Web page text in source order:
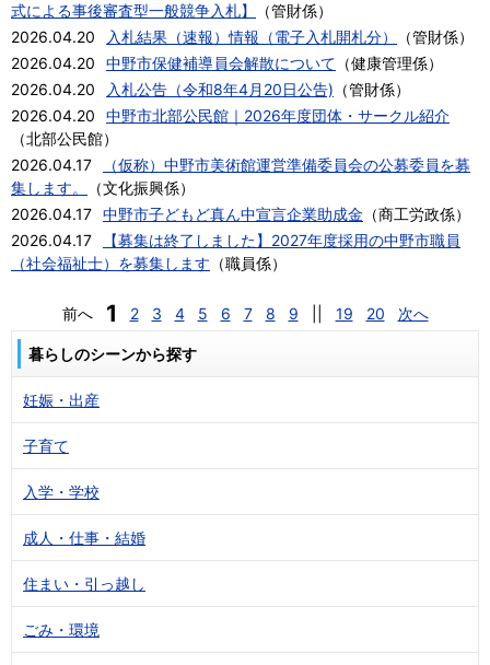
式による事後審査型一般競争入札】
（管財係）
2026.04.20
入札結果（速報）情報（電子入札開札分） （管財係）
2026.04.20
中野市保健補導員会解散について （健康管理係）
2026.04.20
入札公告（令和8年4月20日公告) （管財係）
2026.04.20
中野市北部公民館｜2026年度団体・サークル紹介
（北部公民館）
2026.04.17
（仮称）中野市美術館運営準備委員会の公募委員を募
集します。
（文化振興係）
2026.04.17 中野市子どもど真ん中宣言企業助成金 （商工労政係）
2026.04.17
【募集は終了しました】2027年度採用の中野市職員
（社会福祉士）を募集します （職員係）
前へ 1 2 3 4 5 6 7 8 9 19 20 次へ
暮らしのシーンから探す
妊娠・出産
子育て
入学・学校
成人・仕事・結婚
住まい・引っ越し
ごみ・環境